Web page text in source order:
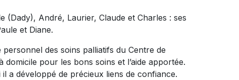
(Dady), André, Laurier, Claude et Charles : ses
et Diane.
des soins palliatifs du Centre de
domicile pour les bons soins et l’aide apportée.
a développé de précieux liens de confiance.